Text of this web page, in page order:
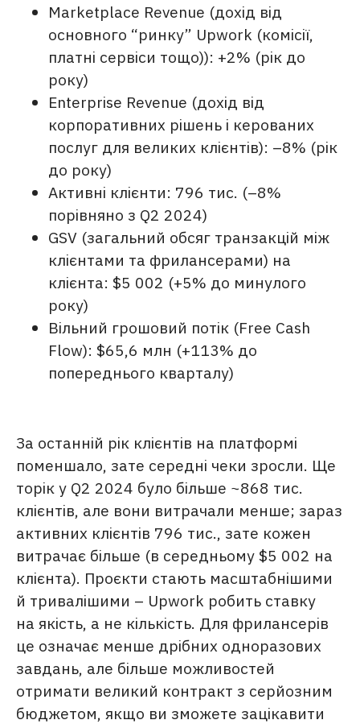
Marketplace Revenue (дохід від
основного “ринку” Upwork (комісії,
платні сервіси тощо)): +2% (рік до
року)
Enterprise Revenue (дохід від
корпоративних рішень і керованих
послуг для великих клієнтів): –8% (рік
до року)
Активні клієнти: 796 тис. (–8%
порівняно з Q2 2024)
GSV (загальний обсяг транзакцій між
клієнтами та фрилансерами) на
клієнта: $5 002 (+5% до минулого
року)
Вільний грошовий потік (Free Cash
Flow): $65,6 млн (+113% до
попереднього кварталу)
За останній рік клієнтів на платформі
поменшало, зате середні чеки зросли. Ще
торік у Q2 2024 було більше ~868 тис.
клієнтів, але вони витрачали менше; зараз
активних клієнтів 796 тис., зате кожен
витрачає більше (в середньому $5 002 на
клієнта). Проєкти стають масштабнішими
й тривалішими – Upwork робить ставку
на якість, а не кількість. Для фрилансерів
це означає менше дрібних одноразових
завдань, але більше можливостей
отримати великий контракт з серйозним
бюджетом, якщо ви зможете зацікавити